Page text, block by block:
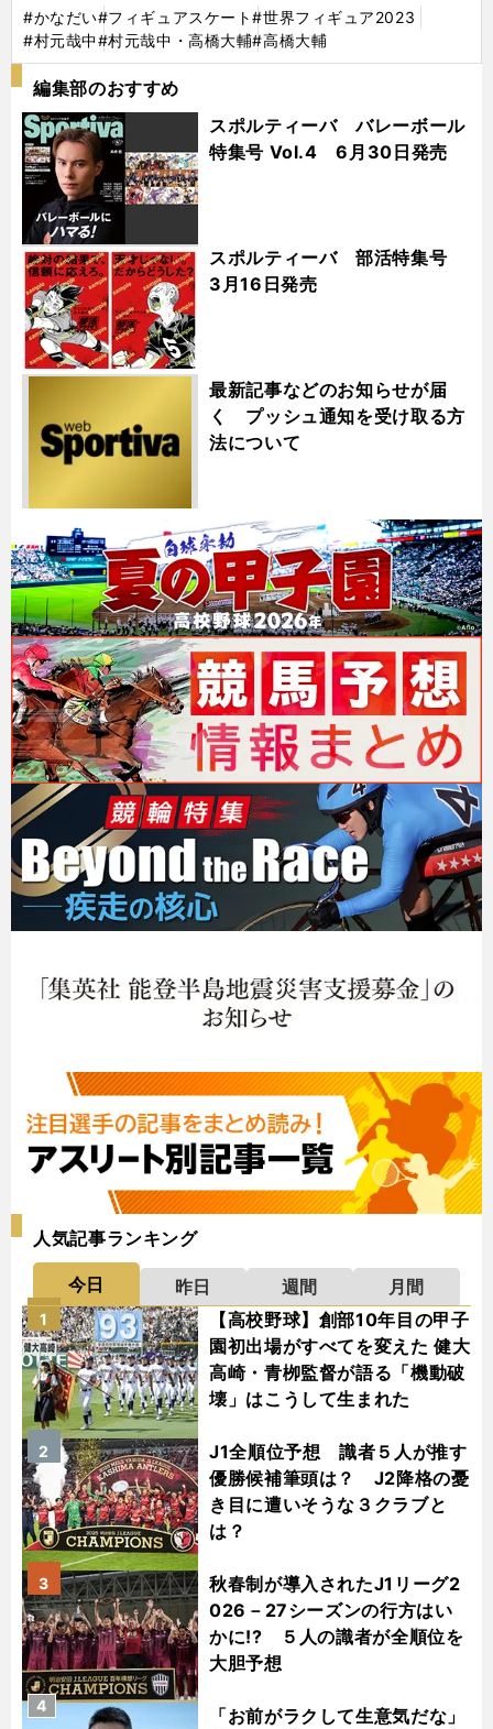
#かなだい#フィギュアスケート#世界フィギュア2023
#村元哉中#村元哉中・高橋大輔#高橋大輔
編集部のおすすめ
スポルティーバ バレーボール
特集号 Vol.4 6月30日発売
スポルティーバ 部活特集号
3月16日発売
最新記事などのお知らせが届
く プッシュ通知を受け取る方
法について
人気記事ランキング
今日 昨日 週間
月間
【高校野球】創部10年目の甲子
園初出場がすべてを変えた 健大
高崎・青栁監督が語る「機動破
壊」はこうして生まれた
1
J1全順位予想 識者５人が推す
優勝候補筆頭は？ J2降格の憂
き目に遭いそうな３クラブと
は？
2
秋春制が導入されたJ1リーグ2
026－27シーズンの行方はい
かに!? ５人の識者が全順位を
大胆予想
3
「お前がラクして生意気だな」
4